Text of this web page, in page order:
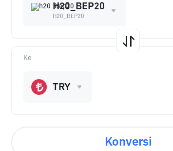
H20_BEP20
H20_BEP20
Ke
TRY
Konversi